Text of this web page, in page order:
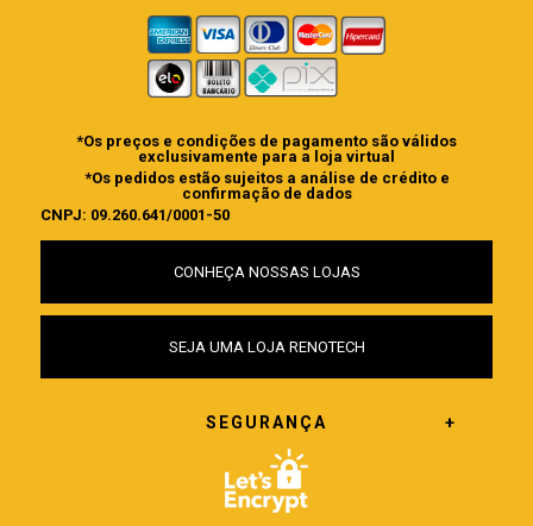
*Os preços e condições de pagamento são válidos
exclusivamente para a loja virtual
*Os pedidos estão sujeitos a análise de crédito e
confirmação de dados
CNPJ: 09.260.641/0001-50
CONHEÇA NOSSAS LOJAS
SEJA UMA LOJA RENOTECH
SEGURANÇA